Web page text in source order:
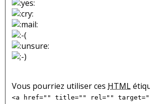
Vous pourriez utiliser ces HTML
<a href="" title="" rel=""